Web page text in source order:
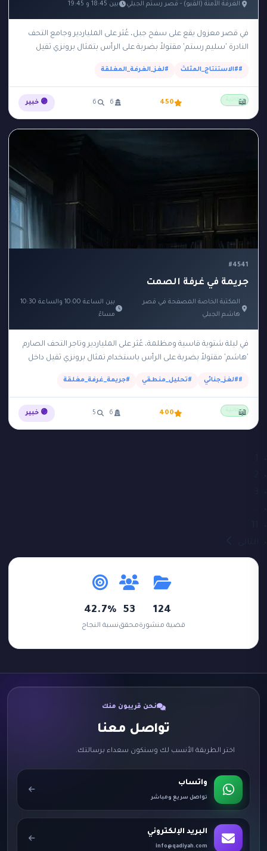
الغرفة الآمنة (القبو) - قصر رستم الجبلي بين 18:45 و 19:45
في قصر معزول يقع على سفح جبل، عُثر على الملياردير وجامع التحف
النادرة 'سليم رستم' مقتولاً بضربة على الرأس بتمثال برونزي ثقيل
##الاستنتاج_المثلث #لغز_الغرفة_المغلقة
مجانية 450
6
6 🟣 خبير 📖
#4541
جريمة في غرفة الصمت
المكتبة الخاصة المصفحة في قصر
هاشم الجبلي
بين الساعة 10:00 والساعة 10:30
مساءً
في ليلة شتوية قاسية ومظلمة، عُثر على الملياردير وتاجر التحف الصارم
'هاشم' مقتولاً بضربة على الرأس باستخدام تمثال برونزي ثقيل داخل
##لغز_جنائي #تحليل_منطقي #جريمة_غرفة_مغلقة
مجانية 400
6
5 🟣 خبير 📖
124
قضية منشورة
53
محقق
42.7%
نسبة النجاح
نحن قريبون منك
تواصل معنا
اختر الطريقة الأنسب لك وسنكون سعداء برسالتك.
واتساب
تواصل سريع ومباشر
البريد الإلكتروني
info@qadiyah.com